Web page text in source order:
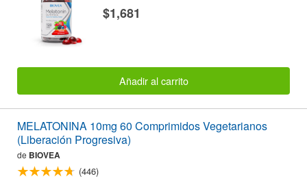
$1,681
Añadir al carrito
MELATONINA 10mg 60 Comprimidos Vegetarianos
(Liberación Progresiva)
de BIOVEA
(446)